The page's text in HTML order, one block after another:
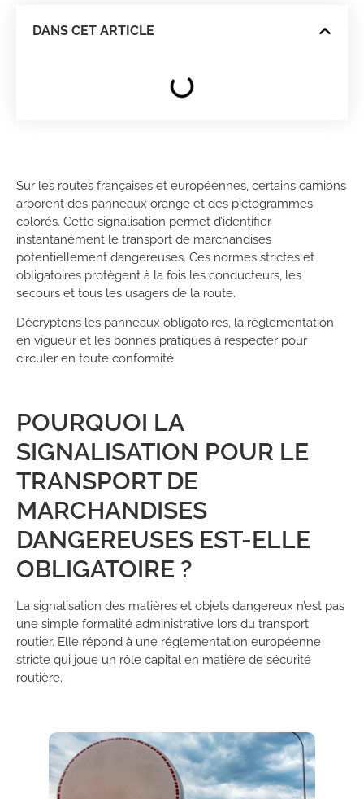
DANS CET ARTICLE
Sur les routes françaises et européennes, certains camions
arborent des panneaux orange et des pictogrammes
colorés. Cette signalisation permet d’identifier
instantanément le transport de marchandises
potentiellement dangereuses. Ces normes strictes et
obligatoires protègent à la fois les conducteurs, les
secours et tous les usagers de la route.
Décryptons les panneaux obligatoires, la réglementation
en vigueur et les bonnes pratiques à respecter pour
circuler en toute conformité.
POURQUOI LA
SIGNALISATION POUR LE
TRANSPORT DE
MARCHANDISES
DANGEREUSES EST-ELLE
OBLIGATOIRE ?
La signalisation des matières et objets dangereux n’est pas
une simple formalité administrative lors du transport
routier. Elle répond à une réglementation européenne
stricte qui joue un rôle capital en matière de sécurité
routière.